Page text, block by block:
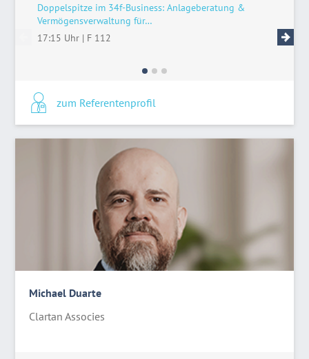
Doppelspitze im 34f-Business: Anlageberatung &
Vermögensverwaltung für…
17:15 Uhr | F 112
18:15
zum Referentenprofil
Michael Duarte
Clartan Associes